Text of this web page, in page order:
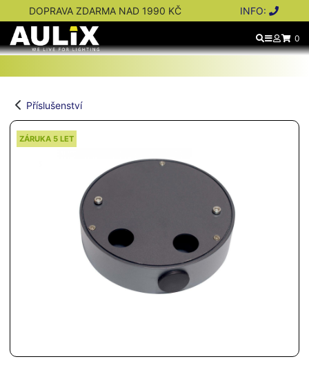
DOPRAVA ZDARMA NAD 1990 KČ INFO:
0
Příslušenství
ZÁRUKA 5 LET